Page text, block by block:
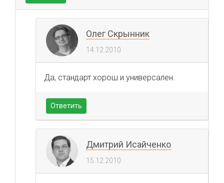
Олег Скрынник
14.12.2010
Да, стандарт хорош и универсален.
Ответить
Дмитрий Исайченко
15.12.2010